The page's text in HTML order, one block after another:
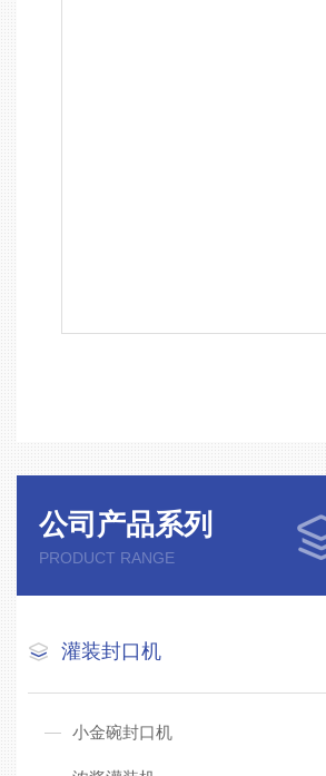
公司产品系列
PRODUCT RANGE
灌装封口机
小金碗封口机